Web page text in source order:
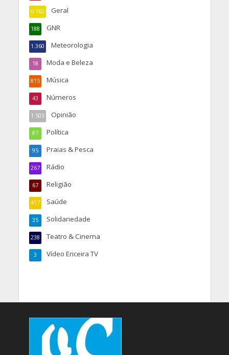
Geral
6.762
GNR
188
Meteorologia
1.360
Moda e Beleza
18
Música
815
Números
43
Opinião
1.503
Política
87
Praias & Pesca
95
Rádio
267
Religião
67
Saúde
417
Solidariedade
35
Teatro & Cinema
238
Vídeo Ericeira TV
3